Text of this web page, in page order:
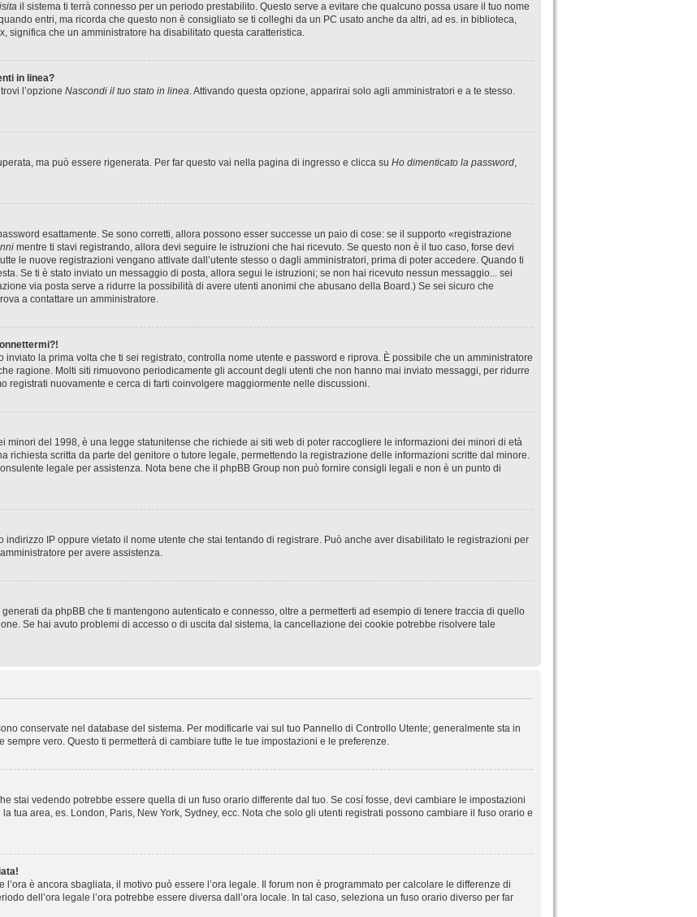
il sistema ti terrà connesso per un periodo prestabilito. Questo serve a evitare che qualcuno possa usare il tuo nome
entri, ma ricorda che questo non è consigliato se ti colleghi da un PC usato anche da altri, ad es. in biblioteca,
significa che un amministratore ha disabilitato questa caratteristica.
in linea?
l’opzione Nascondi il tuo stato in linea. Attivando questa opzione, apparirai solo agli amministratori e a te stesso.
ma può essere rigenerata. Per far questo vai nella pagina di ingresso e clicca su Ho dimenticato la password,
esattamente. Se sono corretti, allora possono esser successe un paio di cose: se il supporto «registrazione
mentre ti stavi registrando, allora devi seguire le istruzioni che hai ricevuto. Se questo non è il tuo caso, forse devi
le nuove registrazioni vengano attivate dall’utente stesso o dagli amministratori, prima di poter accedere. Quando ti
Se ti è stato inviato un messaggio di posta, allora segui le istruzioni; se non hai ricevuto nessun messaggio... sei
via posta serve a ridurre la possibilità di avere utenti anonimi che abusano della Board.) Se sei sicuro che
a contattare un amministratore.
la prima volta che ti sei registrato, controlla nome utente e password e riprova. È possibile che un amministratore
ragione. Molti siti rimuovono periodicamente gli account degli utenti che non hanno mai inviato messaggi, per ridurre
registrati nuovamente e cerca di farti coinvolgere maggiormente nelle discussioni.
minori del 1998, è una legge statunitense che richiede ai siti web di poter raccogliere le informazioni dei minori di età
richiesta scritta da parte del genitore o tutore legale, permettendo la registrazione delle informazioni scritte dal minore.
legale per assistenza. Nota bene che il phpBB Group non può fornire consigli legali e non è un punto di
IP oppure vietato il nome utente che stai tentando di registrare. Può anche aver disabilitato le registrazioni per
per avere assistenza.
da phpBB che ti mantengono autenticato e connesso, oltre a permetterti ad esempio di tenere traccia di quello
Se hai avuto problemi di accesso o di uscita dal sistema, la cancellazione dei cookie potrebbe risolvere tale
conservate nel database del sistema. Per modificarle vai sul tuo Pannello di Controllo Utente; generalmente sta in
vero. Questo ti permetterà di cambiare tutte le tue impostazioni e le preferenze.
stai vedendo potrebbe essere quella di un fuso orario differente dal tuo. Se cosí fosse, devi cambiare le impostazioni
tua area, es. London, Paris, New York, Sydney, ecc. Nota che solo gli utenti registrati possono cambiare il fuso orario e
è ancora sbagliata, il motivo può essere l’ora legale. Il forum non è programmato per calcolare le differenze di
dell’ora legale l’ora potrebbe essere diversa dall’ora locale. In tal caso, seleziona un fuso orario diverso per far